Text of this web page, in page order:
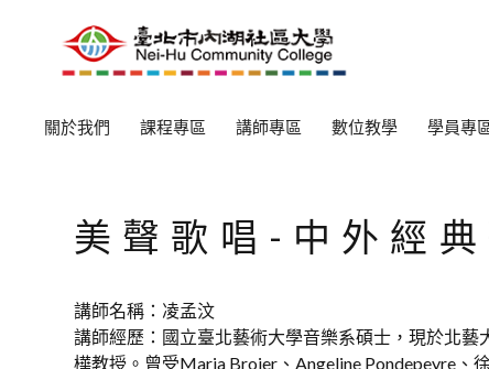
關於我們 課程專區 講師專區 數位教學 學員專
美聲歌唱-中外經典
講師名稱：凌孟汶
講師經歷：國立臺北藝術大學音樂系碩士，現於北藝
樺教授。曾受Maria Brojer、Angeline Pondepeyre、